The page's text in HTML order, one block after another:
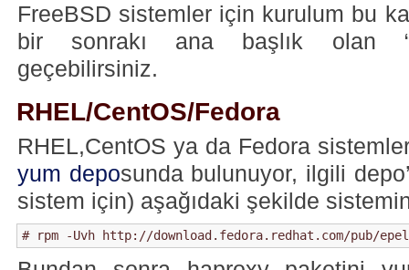
FreeBSD sistemler için kurulum bu
bir sonrakı ana başlık olan
geçebilirsiniz.
RHEL/CentOS/Fedora
RHEL,CentOS ya da Fedora
yum deposunda bulunuyor, ilgili
sistem için) aşağıdaki şekilde
# rpm -Uvh http://download.fedora.redhat.com/pub/